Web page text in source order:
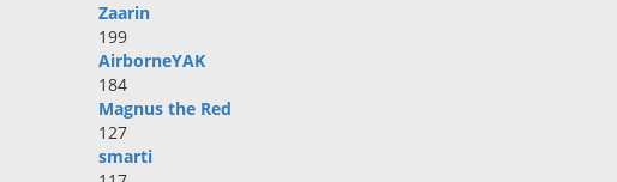
Zaarin
199
AirborneYAK
184
Magnus the Red
127
smarti